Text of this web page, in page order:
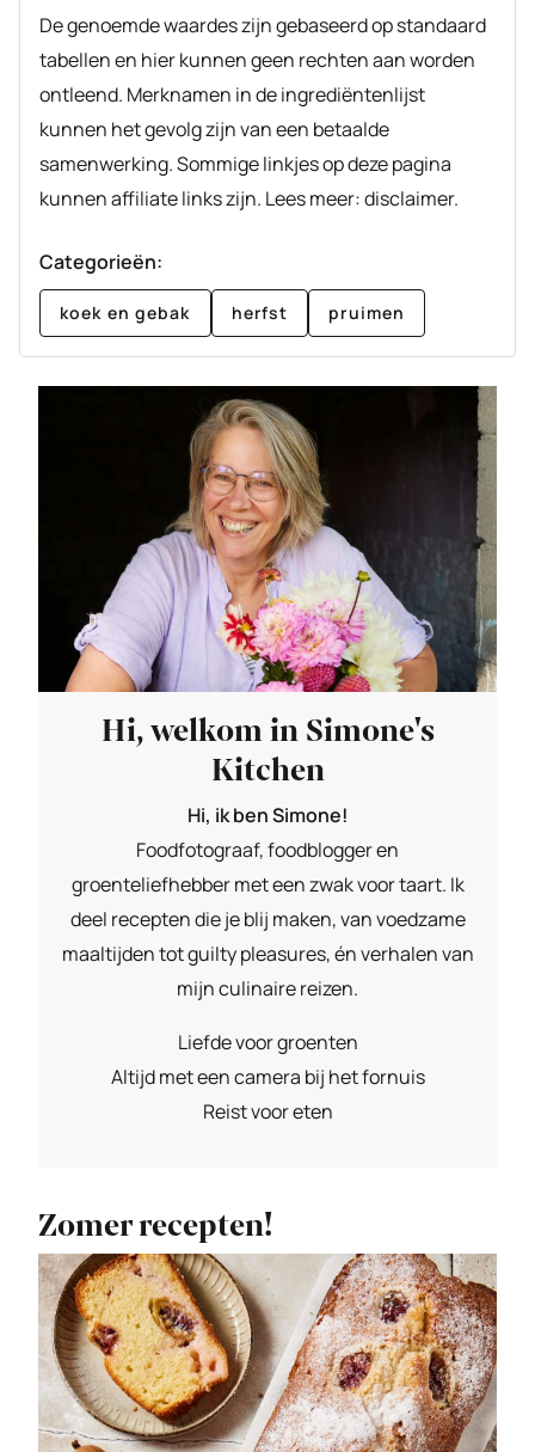
De genoemde waardes zijn gebaseerd op standaard
tabellen en hier kunnen geen rechten aan worden
ontleend. Merknamen in de ingrediëntenlijst
kunnen het gevolg zijn van een betaalde
samenwerking. Sommige linkjes op deze pagina
kunnen affiliate links zijn. Lees meer: disclaimer.
Categorieën:
koek en gebak herfst pruimen
Hi, welkom in Simone's
Kitchen
Hi, ik ben Simone!
Foodfotograaf, foodblogger en
groenteliefhebber met een zwak voor taart. Ik
deel recepten die je blij maken, van voedzame
maaltijden tot guilty pleasures, én verhalen van
mijn culinaire reizen.
Liefde voor groenten
Altijd met een camera bij het fornuis
Reist voor eten
Zomer recepten!